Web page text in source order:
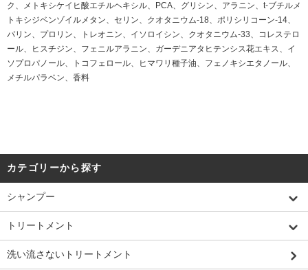
ク、メトキシケイヒ酸エチルヘキシル、PCA、グリシン、アラニン、t-ブチルメ
トキシジベンゾイルメタン、セリン、クオタニウム-18、ポリシリコーン-14、
バリン、プロリン、トレオニン、イソロイシン、クオタニウム-33、コレステロ
ール、ヒスチジン、フェニルアラニン、ガーデニアタヒテンシス花エキス、イ
ソプロパノール、トコフェロール、ヒマワリ種子油、フェノキシエタノール、
メチルパラベン、香料
カテゴリーから探す
シャンプー
トリートメント
洗い流さないトリートメント